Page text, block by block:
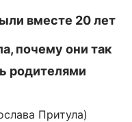
вместе 20 лет
почему они так
родителями
Притула)